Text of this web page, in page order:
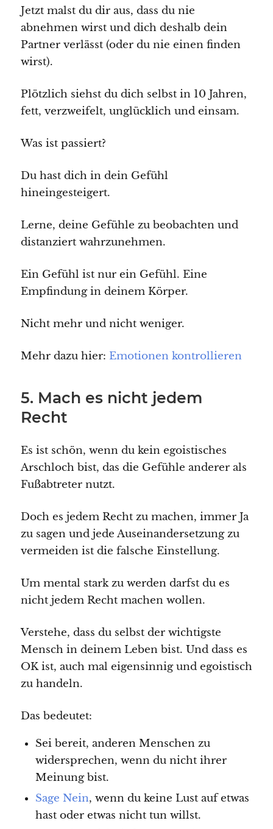
Jetzt malst du dir aus, dass du nie
abnehmen wirst und dich deshalb dein
Partner verlässt (oder du nie einen finden
wirst).
Plötzlich siehst du dich selbst in 10 Jahren,
fett, verzweifelt, unglücklich und einsam.
Was ist passiert?
Du hast dich in dein Gefühl
hineingesteigert.
Lerne, deine Gefühle zu beobachten und
distanziert wahrzunehmen.
Ein Gefühl ist nur ein Gefühl. Eine
Empfindung in deinem Körper.
Nicht mehr und nicht weniger.
Mehr dazu hier: Emotionen kontrollieren
5. Mach es nicht jedem
Recht
Es ist schön, wenn du kein egoistisches
Arschloch bist, das die Gefühle anderer als
Fußabtreter nutzt.
Doch es jedem Recht zu machen, immer Ja
zu sagen und jede Auseinandersetzung zu
vermeiden ist die falsche Einstellung.
Um mental stark zu werden darfst du es
nicht jedem Recht machen wollen.
Verstehe, dass du selbst der wichtigste
Mensch in deinem Leben bist. Und dass es
OK ist, auch mal eigensinnig und egoistisch
zu handeln.
Das bedeutet:
Sei bereit, anderen Menschen zu
widersprechen, wenn du nicht ihrer
Meinung bist.
Sage Nein, wenn du keine Lust auf etwas
hast oder etwas nicht tun willst.